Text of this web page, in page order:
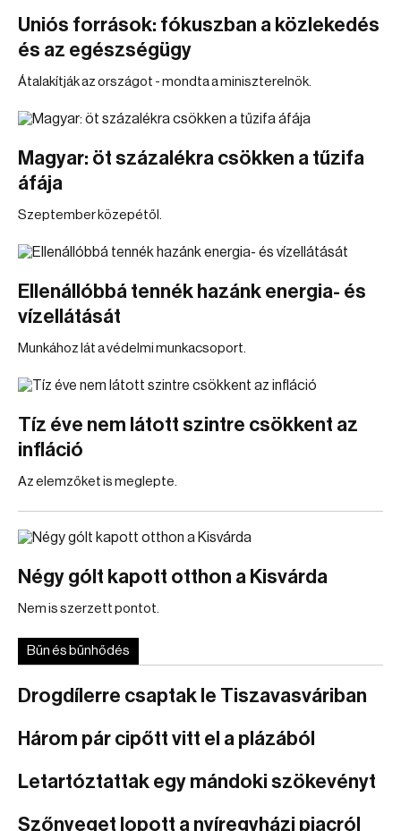
Uniós források: fókuszban a közlekedés
és az egészségügy
Átalakítják az országot - mondta a miniszterelnök.
Magyar: öt százalékra csökken a tűzifa
áfája
Szeptember közepétől.
Ellenállóbbá tennék hazánk energia- és
vízellátását
Munkához lát a védelmi munkacsoport.
Tíz éve nem látott szintre csökkent az
infláció
Az elemzőket is meglepte.
Négy gólt kapott otthon a Kisvárda
Nem is szerzett pontot.
Bűn és bűnhődés
Drogdílerre csaptak le Tiszavasváriban
Három pár cipőtt vitt el a plázából
Letartóztattak egy mándoki szökevényt
Szőnyeget lopott a nyíregyházi piacról